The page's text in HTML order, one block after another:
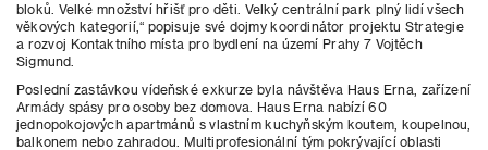
bloků. Velké množství hřišť pro děti. Velký centrální park plný lidí všech
věkových kategorií,“ popisuje své dojmy koordinátor projektu Strategie
a rozvoj Kontaktního místa pro bydlení na území Prahy 7 Vojtěch
Sigmund.
Poslední zastávkou vídeňské exkurze byla návštěva Haus Erna, zařízení
Armády spásy pro osoby bez domova. Haus Erna nabízí 60
jednopokojových apartmánů s vlastním kuchyňským koutem, koupelnou,
balkonem nebo zahradou. Multiprofesionální tým pokrývající oblasti